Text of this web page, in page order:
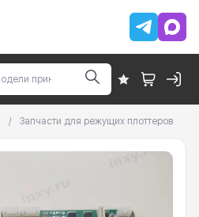
/ Запчасти для режущих плоттеров